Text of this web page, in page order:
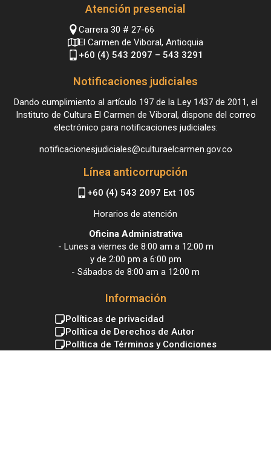
Atención presencial
Carrera 30 # 27-66
El Carmen de Viboral, Antioquia
+60 (4) 543 2097 – 543 3291
Notificaciones judiciales
Dando cumplimiento al artículo 197 de la Ley 1437 de 2011, el
Instituto de Cultura El Carmen de Viboral, dispone del correo
electrónico para notificaciones judiciales:
notificacionesjudiciales@culturaelcarmen.gov.co
Línea anticorrupción
+60 (4) 543 2097 Ext 105
Horarios de atención
Oficina Administrativa
- Lunes a viernes de 8:00 am a 12:00 m
y de 2:00 pm a 6:00 pm
- Sábados de 8:00 am a 12:00 m
Información
Políticas de privacidad
Política de Derechos de Autor
Política de Términos y Condiciones